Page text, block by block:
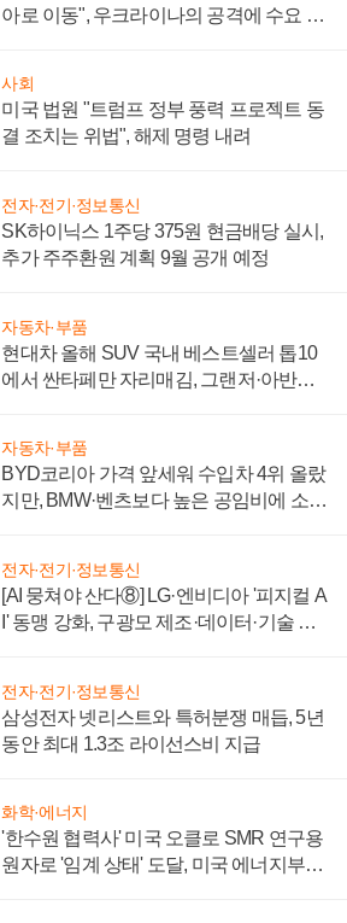
아로 이동", 우크라이나의 공격에 수요 늘
사회
미국 법원 "트럼프 정부 풍력 프로젝트 동
결 조치는 위법", 해제 명령 내려
전자·전기·정보통신
SK하이닉스 1주당 375원 현금배당 실시,
추가 주주환원 계획 9월 공개 예정
자동차·부품
현대차 올해 SUV 국내 베스트셀러 톱10
에서 싼타페만 자리매김, 그랜저·아반떼
자동차·부품
BYD코리아 가격 앞세워 수입차 4위 올랐
지만, BMW·벤츠보다 높은 공임비에 소비
전자·전기·정보통신
[AI 뭉쳐야 산다⑧] LG·엔비디아 '피지컬 A
I' 동맹 강화, 구광모 제조·데이터·기술 결
전자·전기·정보통신
삼성전자 넷리스트와 특허분쟁 매듭, 5년
동안 최대 1.3조 라이선스비 지급
화학·에너지
'한수원 협력사' 미국 오클로 SMR 연구용
원자로 '임계 상태' 도달, 미국 에너지부